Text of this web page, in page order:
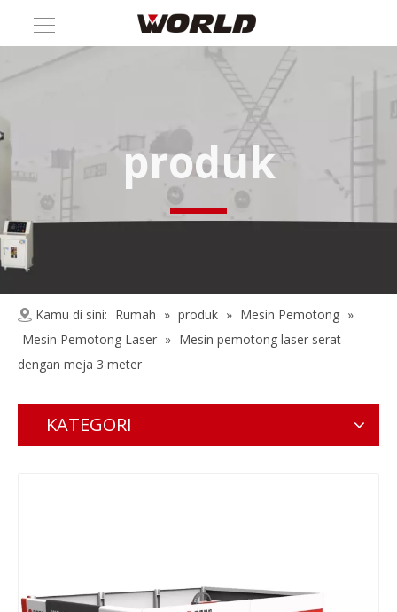
produk
Kamu di sini: Rumah » produk » Mesin Pemotong »
Mesin Pemotong Laser » Mesin pemotong laser serat
dengan meja 3 meter
KATEGORI